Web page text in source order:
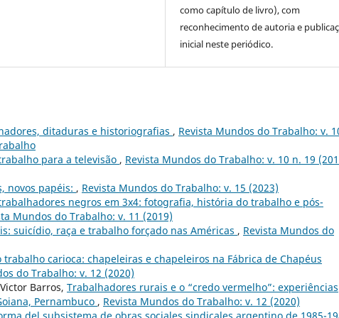
como capítulo de livro), com
reconhecimento de autoria e
inicial neste periódico.
ditaduras e historiografias , Revista Mundos do Trabalho: v.
para a televisão , Revista Mundos do Trabalho: v. 10 n. 19
novos papéis: , Revista Mundos do Trabalho: v. 15 (2023)
negros em 3x4: fotografia, história do trabalho e pós-
Mundos do Trabalho: v. 11 (2019)
suicídio, raça e trabalho forçado nas Américas , Revista Mundos do
trabalho carioca: chapeleiras e chapeleiros na Fábrica de Chapéus
do Trabalho: v. 12 (2020)
Barros, Trabalhadores rurais e o “credo vermelho”: experiências
Pernambuco , Revista Mundos do Trabalho: v. 12 (2020)